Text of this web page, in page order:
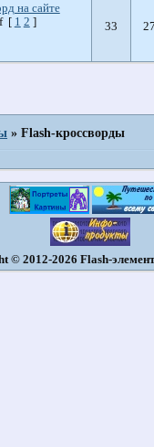
на сайте
[ 1 2 ] 33
»Flash-кроссворды
© 2012-2026 Flash-